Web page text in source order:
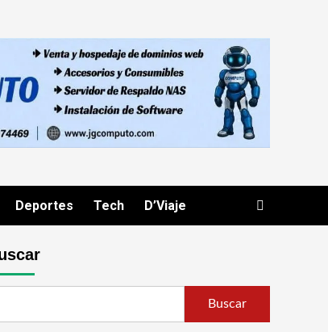
Deportes Tech D’Viaje
Buscar